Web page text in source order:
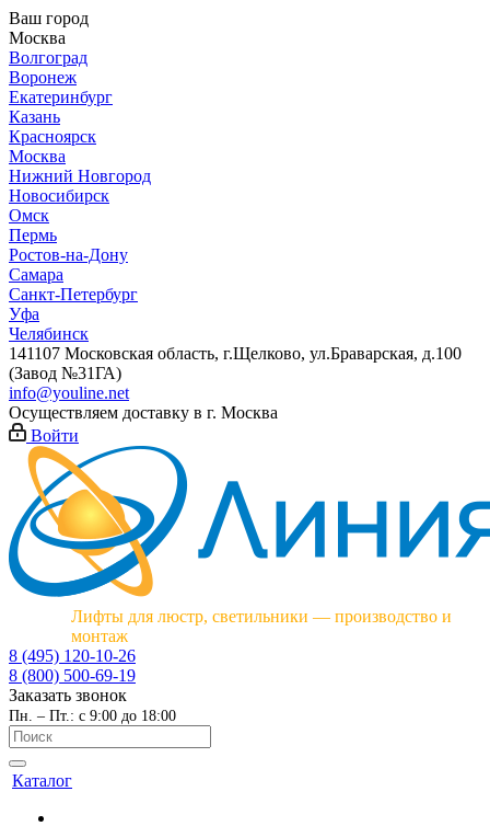
Ваш город
Москва
Волгоград
Воронеж
Екатеринбург
Казань
Красноярск
Москва
Нижний Новгород
Новосибирск
Омск
Пермь
Ростов-на-Дону
Самара
Санкт-Петербург
Уфа
Челябинск
141107 Московская область, г.Щелково, ул.Браварская, д.100
(Завод №31ГА)
info@youline.net
Осуществляем доставку в г. Москва
Войти
Лифты для люстр, светильники — производство и
монтаж
8 (495) 120-10-26
8 (800) 500-69-19
Заказать звонок
Пн. – Пт.: с 9:00 до 18:00
Каталог